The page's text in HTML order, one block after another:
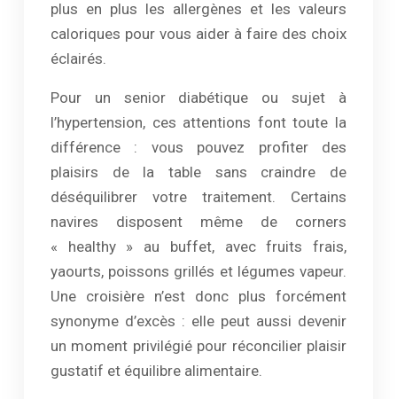
plus en plus les allergènes et les valeurs
caloriques pour vous aider à faire des choix
éclairés.
Pour un senior diabétique ou sujet à
l’hypertension, ces attentions font toute la
différence : vous pouvez profiter des
plaisirs de la table sans craindre de
déséquilibrer votre traitement. Certains
navires disposent même de corners
« healthy » au buffet, avec fruits frais,
yaourts, poissons grillés et légumes vapeur.
Une croisière n’est donc plus forcément
synonyme d’excès : elle peut aussi devenir
un moment privilégié pour réconcilier plaisir
gustatif et équilibre alimentaire.